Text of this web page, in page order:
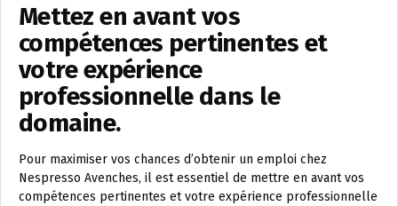
Mettez en avant vos
compétences pertinentes et
votre expérience
professionnelle dans le
domaine.
Pour maximiser vos chances d’obtenir un emploi chez
Nespresso Avenches, il est essentiel de mettre en avant vos
compétences pertinentes et votre expérience professionnelle